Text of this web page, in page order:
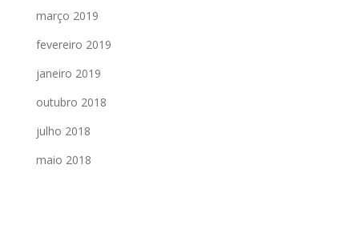
março 2019
fevereiro 2019
janeiro 2019
outubro 2018
julho 2018
maio 2018